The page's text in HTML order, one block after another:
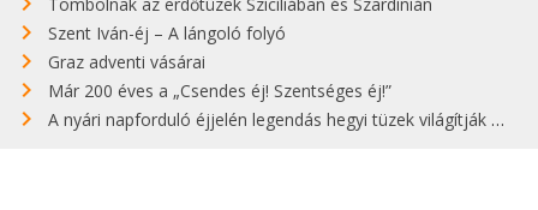
Szent Iván-éj – A lángoló folyó
Graz adventi vásárai
Már 200 éves a „Csendes éj! Szentséges éj!”
A nyári napforduló éjjelén legendás hegyi tüzek világítják meg Zugspitzét